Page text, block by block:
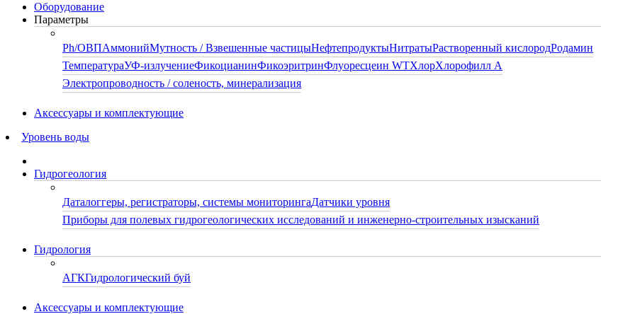
Оборудование
Параметры
Ph/ОВПАммонийМутность / Взвешенные частицыНефтепродуктыНитратыРастворенный кислородРодамин
ТемператураУФ-излучениеФикоцианинФикоэритринФлуоресцеин WTХлорХлорофилл А
Электропроводность / соленость, минерализация
Аксессуары и комплектующие
Уровень воды
Гидрогеология
Даталоггеры, регистраторы, системы мониторингаДатчики уровня
Приборы для полевых гидрогеологических исследований и инженерно-строительных изысканий
Гидрология
АГКГидрологический буй
Аксессуары и комплектующие